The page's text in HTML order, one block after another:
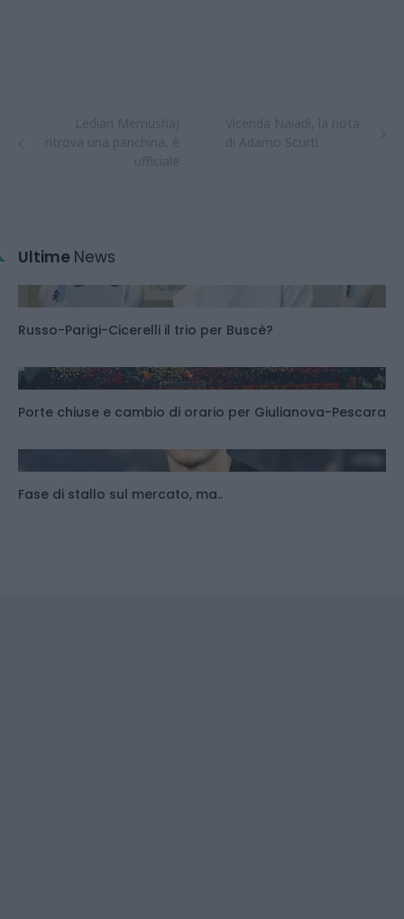
Ultime News
Russo-Parigi-Cicerelli il trio per Buscè?
Porte chiuse e cambio di orario per Giulianova-Pescara
Fase di stallo sul mercato, ma..